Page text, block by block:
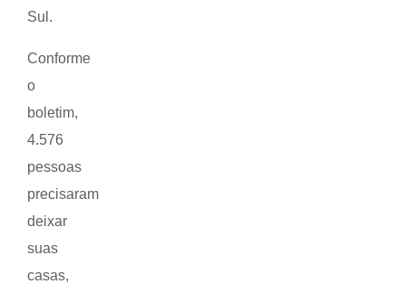
Sul.
Conforme
o
boletim,
4.576
pessoas
precisaram
deixar
suas
casas,